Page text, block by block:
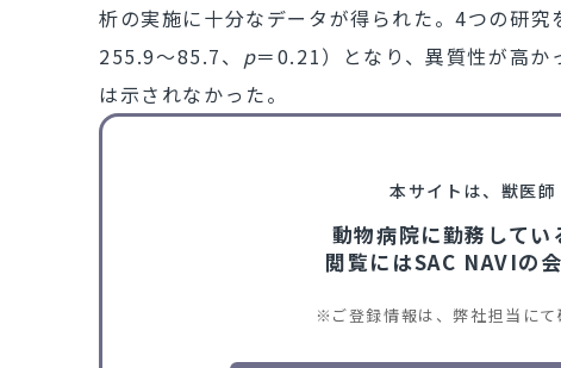
析の実施に十分なデータが得られた。4つの研
255.9～85.7、 p＝0.21）となり、異質性が高か
は示されなかった。
本サイトは、獣医
動物病院に勤務してい
閲覧にはSAC NAVIの
ご登録情報は、弊社担当に